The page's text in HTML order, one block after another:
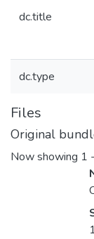
dc.title
dc.type
Files
Original
Now showing 1